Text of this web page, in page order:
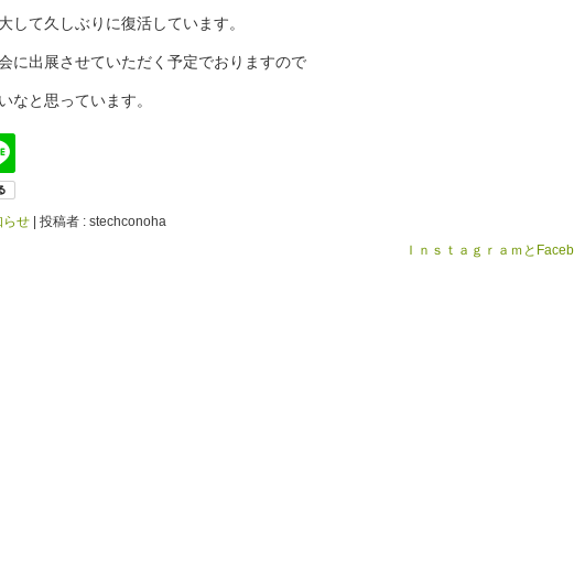
して久しぶりに復活しています。
に出展させていただく予定でおりますので
なと思っています。
らせ
投稿者 : stechconoha
Ｉｎｓｔａｇｒａｍと